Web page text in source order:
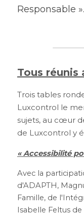
Responsable ».
Tous réunis
Trois tables
Luxcontrol le
sujets, au cœur
de Luxcontrol y
« Accessibilité
Avec la
d'ADAPTH,
Famille, de
Isabelle Feltus